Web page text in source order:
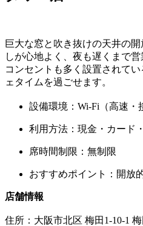
巨大な窓と吹き抜けの天井の
しが心地よく、夜も遅くまで
コンセントも多く設置されて
ェタイムを過ごせます。
設備環境：Wi-Fi（高速・
利用方法：現金・カード
席時間制限：無制限
おすすめポイント：開放
店舗情報
住所： 大阪市北区 梅田1-10-1